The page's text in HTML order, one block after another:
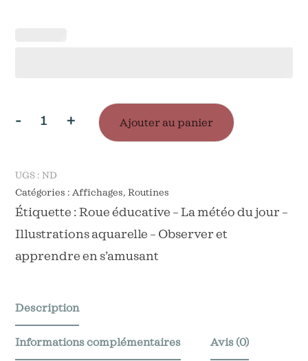
-
quantité
Roue
de
la
météo
+ Ajouter au panier
UGS : ND
Catégories : Affichages, Routines
Étiquette :Roue éducative – La météo du jour –
Illustrations aquarelle – Observer et
apprendre en s’amusant
Description
Informations complémentaires Avis (0)